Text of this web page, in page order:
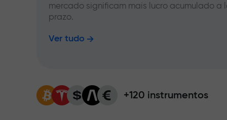
mercado significam mais lucro acumulado a
prazo.
Ver tudo
+120 instrumentos